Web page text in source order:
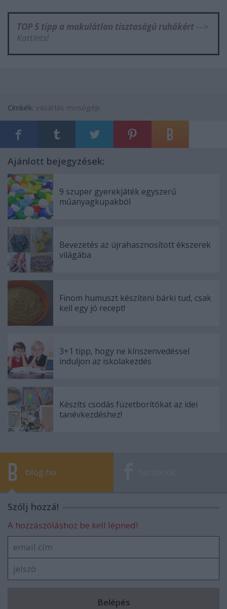
TOP 5 tipp a makulátlan tisztaságú ruhákért --->
Kattints!
Címkék: vásárlás mosógép
Ajánlott bejegyzések:
9 szuper gyerekjáték egyszerű
műanyagkupakból
Bevezetés az újrahasznosított ékszerek
világába
Finom humuszt készíteni bárki tud, csak
kell egy jó recept!
3+1 tipp, hogy ne kínszenvedéssel
induljon az iskolakezdés
Készíts csodás füzetborítókat az idei
tanévkezdéshez!
blog.hu
Szólj hozzá!
A hozzászóláshoz be kell lépned!